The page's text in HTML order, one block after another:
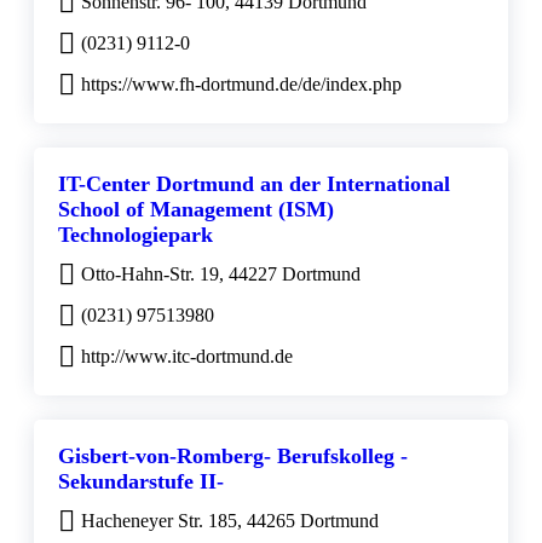
(0231) 9112-0
https://www.fh-dortmund.de/de/index.php
IT-Center Dortmund an der International
School of Management (ISM)
Technologiepark
Otto-Hahn-Str. 19, 44227 Dortmund
(0231) 97513980
http://www.itc-dortmund.de
Gisbert-von-Romberg- Berufskolleg -
Sekundarstufe II-
Hacheneyer Str. 185, 44265 Dortmund